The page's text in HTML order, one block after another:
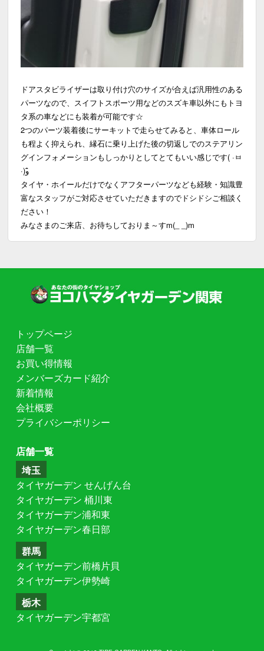
ドアスタビライザーは取り付け穴のサイズが合えば汎用性のある
パーツなので、スイフトスポーツ用などのスズキ車以外にもトヨ
タ系の車などにも装着が可能です☆
2つのパーツ装着後にサーキットで走らせてみると、車体ロール
も程よく抑えられ、縁石に乗り上げた後の切返しでのステアリン
グインフォメーションもしっかりとしてとてもいい感じです( ·ㅂ
タイヤ・ホイールだけでなくアフターパーツなども経験・知識豊
富なスタッフがご対応させていただきますのでドシドシご相談く
ださい！
みなさまのご来店、お待ちしておりま～すm(_ _)m
トップページ
店舗一覧
お買い得情報
メンバーズカード紹介
新着情報
会社概要
プライバシーポリシー
店舗一覧
埼玉
タイヤガーデン せんげん台
タイヤガーデン 桶川東
タイヤガーデン浦和東
タイヤガーデン春日部
群馬
タイヤガーデン前橋片貝
タイヤガーデン伊勢崎
栃木
タイヤガーデン宇都宮